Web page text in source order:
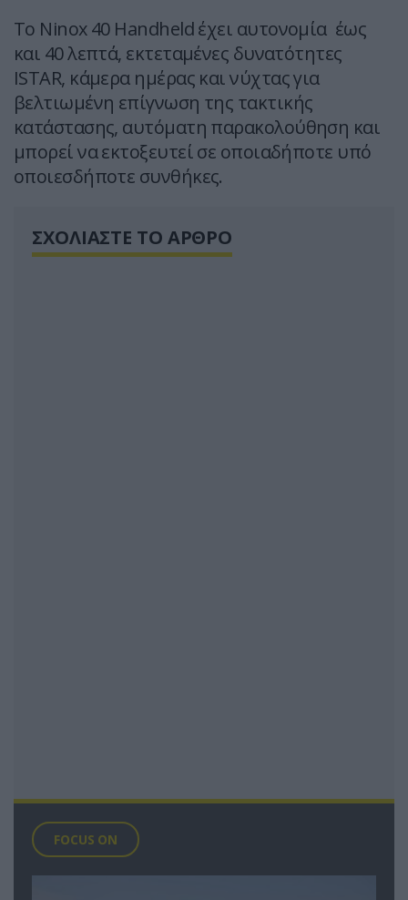
Το Ninox 40 Handheld έχει αυτονομία έως
και 40 λεπτά, εκτεταμένες δυνατότητες
ISTAR, κάμερα ημέρας και νύχτας για
βελτιωμένη επίγνωση της τακτικής
κατάστασης, αυτόματη παρακολούθηση και
μπορεί να εκτοξευτεί σε οποιαδήποτε υπό
οποιεσδήποτε συνθήκες.
ΣΧΟΛΙΑΣΤΕ ΤΟ ΑΡΘΡΟ
FOCUS ON